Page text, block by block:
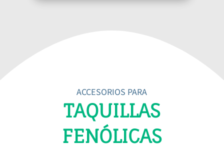
ACCESORIOS PARA
TAQUILLAS
FENÓLICAS